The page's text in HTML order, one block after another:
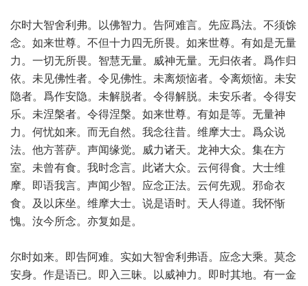
尔时大智舍利弗。以佛智力。告阿难言。先应爲法。不须馀
念。如来世尊。不但十力四无所畏。如来世尊。有如是无量
力。一切无所畏。智慧无量。威神无量。无归依者。爲作归
依。未见佛性者。令见佛性。未离烦恼者。令离烦恼。未安
隐者。爲作安隐。未解脱者。令得解脱。未安乐者。令得安
乐。未涅槃者。令得涅槃。如来世尊。有如是等。无量神
力。何忧如来。而无自然。我念往昔。维摩大士。爲众说
法。他方菩萨。声闻缘觉。威力诸天。龙神大众。集在方
室。未曾有食。我时念言。此诸大众。云何得食。大士维
摩。即语我言。声闻少智。应念正法。云何先观。邪命衣
食。及以床坐。维摩大士。说是语时。天人得道。我怀惭
愧。汝今所念。亦复如是。
尔时如来。即告阿难。实如大智舍利弗语。应念大乘。莫念
安身。作是语已。即入三昧。以威神力。即时其地。有一金